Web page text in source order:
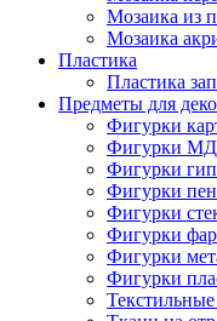
Мозаика из
Мозаика
Пластика
Пластика
Предметы для
Фигурки
Фигурки
Фигурки
Фигурки
Фигурки
Фигурки
Фигурки
Фигурки